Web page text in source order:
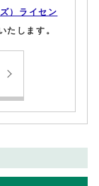
）ライセン
たします。